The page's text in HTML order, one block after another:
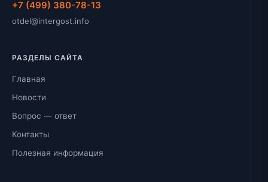
+7 (499) 380-78-13
otdel@intergost.info
РАЗДЕЛЫ САЙТА
Главная
Новости
Вопрос — ответ
Контакты
Полезная информация